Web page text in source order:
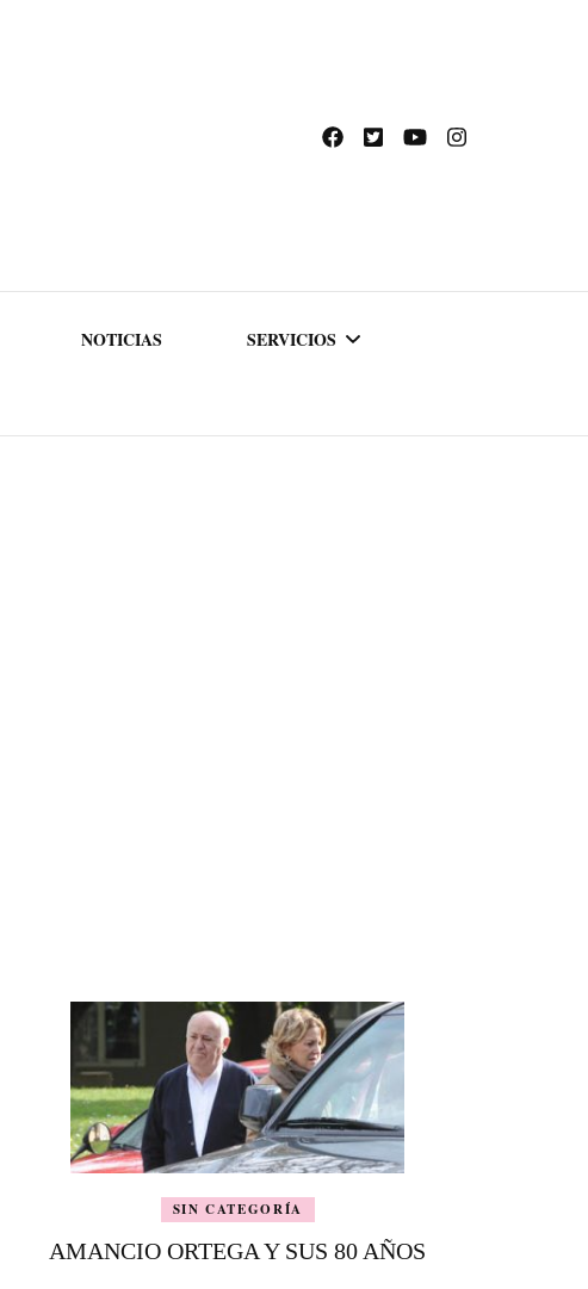
NOTICIAS SERVICIOS
SIN CATEGORÍA
AMANCIO ORTEGA Y SUS 80 AÑOS